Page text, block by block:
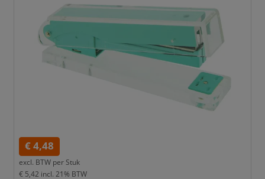
€ 4,48
excl. BTW per Stuk
€ 5,42 incl. 21% BTW